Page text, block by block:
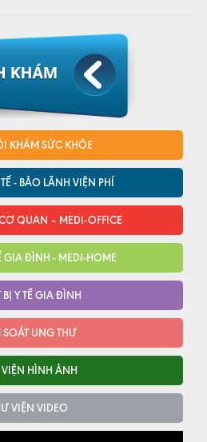
KHÁM SỨC KHỎE
- BẢO LÃNH VIỆN PHÍ
QUAN – MEDI-OFFICE
GIA ĐÌNH - MEDI-HOME
BỊ Y TẾ GIA ĐÌNH
SOÁT UNG THƯ
VIỆN HÌNH ẢNH
VIỆN VIDEO